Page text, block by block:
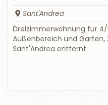
Sant'Andrea
Dreizimmerwohnung für
Außenbereich und Garten,
Sant'Andrea entfernt